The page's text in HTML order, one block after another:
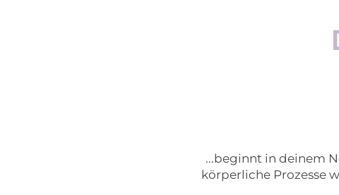
...beginnt in deinem
körperliche Prozesse